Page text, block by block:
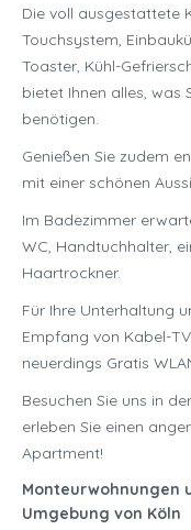
Die voll ausgestattete
Touchsystem,
Toaster, Kühl-
bietet Ihnen alles, was
benötigen.
Genießen Sie zudem
mit einer schönen
Im Badezimmer
WC, Handtuchhalter,
Haartrockner.
Für Ihre Unterhaltung
Empfang von Kabel-
neuerdings Gratis
Besuchen Sie uns in
erleben Sie einen
Apartment!
Monteurwohnungen
Umgebung von Köln